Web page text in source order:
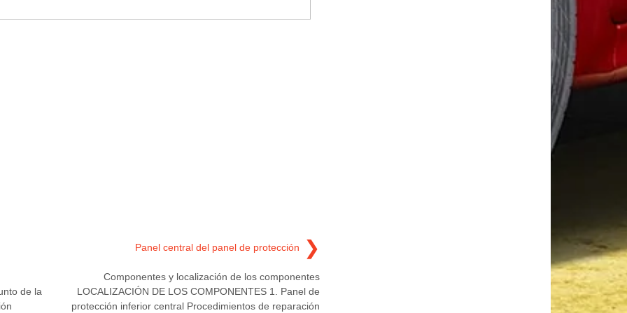
de la
Panel central del panel de protección ❯
Componentes y localización de los componentes
LOCALIZACIÓN DE LOS COMPONENTES 1. Panel de
protección inferior central Procedimientos de reparación